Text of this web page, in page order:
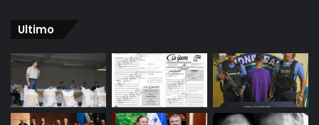
Ultimo